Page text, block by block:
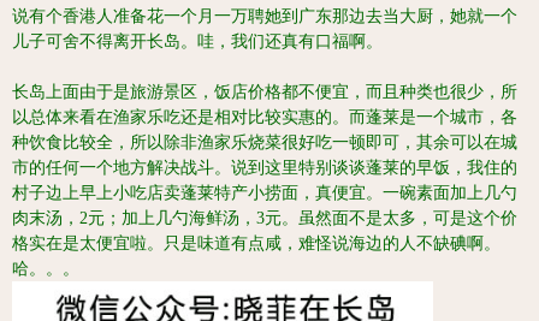
说有个香港人准备花一个月一万聘她到广东那边去当大厨，她就一个
儿子可舍不得离开长岛。哇，我们还真有口福啊。
长岛上面由于是旅游景区，饭店价格都不便宜，而且种类也很少，所
以总体来看在渔家乐吃还是相对比较实惠的。 而蓬莱是一个城市，各
种饮食比较全，所以除非渔家乐烧菜很好吃一顿即可，其余可以在城
市的任何一个地方解决战斗。 说到这里特别谈谈蓬莱的早饭，我住的
村子边上早上小吃店卖蓬莱特产小捞面，真便宜。一碗素面加上几勺
肉末汤，2元；加上几勺海鲜汤，3元。虽然面不是太多，可是这个价
格实在是太便宜啦。只是味道有点咸，难怪说海边的人不缺碘啊。
哈。。。